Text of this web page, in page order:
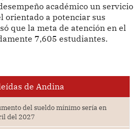
académico un servicio
orientado a potenciar sus
que la meta de atención en el
7,605 estudiantes.
de Andina
del sueldo mínimo sería en
del 2027